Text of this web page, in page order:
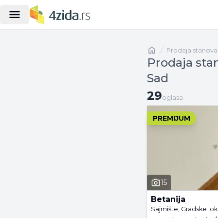
Naslovnaprodaja stanova
Prodaja
Sad
29 oglasa
29oglasa
PREMIJUM
15
Betanija
Sajmište, Gradske